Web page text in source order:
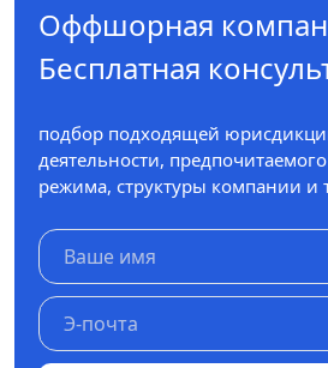
Оффшорная
Бесплатная
подбор подходящей
деятельности,
режима, структуры компании и